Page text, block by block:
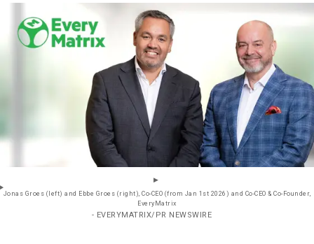
Jonas Groes (left) and Ebbe Groes (right), Co-CEO (from Jan 1st 2026) and Co-CEO & Co-Founder,
EveryMatrix
- EVERYMATRIX/PR NEWSWIRE